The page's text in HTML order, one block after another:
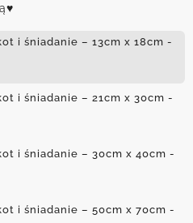
i śniadanie – 13cm x 18cm -
i śniadanie – 21cm x 30cm -
i śniadanie – 30cm x 40cm -
i śniadanie – 50cm x 70cm -